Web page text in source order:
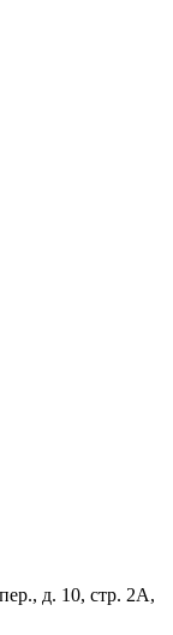
д. 10, стр. 2А,